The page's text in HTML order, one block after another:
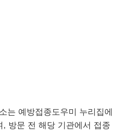
는 예방접종도우미 누리집에
, 방문 전 해당 기관에서 접종